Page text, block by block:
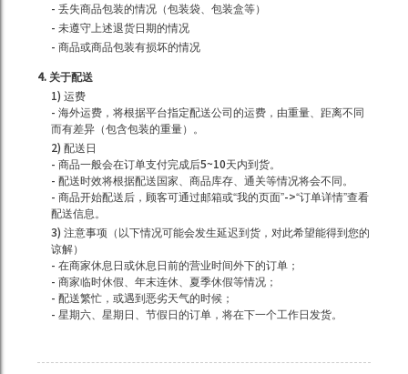
- 丢失商品包装的情况（包装袋、包装盒等）
- 未遵守上述退货日期的情况
- 商品或商品包装有损坏的情况
4. 关于配送
1) 运费
- 海外运费，将根据平台指定配送公司的运费，由重量、距离不同
而有差异（包含包装的重量）。
2) 配送日
- 商品一般会在订单支付完成后5~10天内到货。
- 配送时效将根据配送国家、商品库存、通关等情况将会不同。
- 商品开始配送后，顾客可通过邮箱或“我的页面”->“订单详情”查看
配送信息。
3) 注意事项（以下情况可能会发生延迟到货，对此希望能得到您的
谅解）
- 在商家休息日或休息日前的营业时间外下的订单；
- 商家临时休假、年末连休、夏季休假等情况；
- 配送繁忙，或遇到恶劣天气的时候；
- 星期六、星期日、节假日的订单，将在下一个工作日发货。